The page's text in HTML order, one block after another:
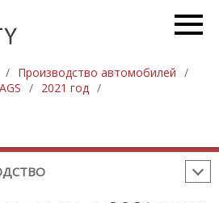
Производство автомобилей
AGS 2021 год
И ОКЕАНИЯ
И ОКЕАНИЯ